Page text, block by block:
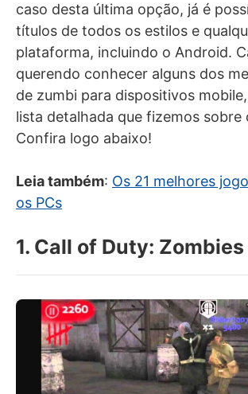
caso desta última opção, já é
títulos de todos os estilos e
plataforma, incluindo o Android.
querendo conhecer alguns dos
de zumbi para dispositivos
lista detalhada que fizemos sobre
Confira logo abaixo!
Leia também: Os 21 melhores
os PCs
1. Call of Duty: Zombies